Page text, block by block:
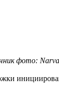
фото: